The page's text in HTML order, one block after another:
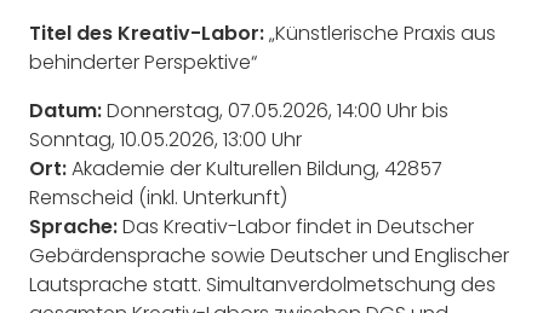
Titel des Kreativ-Labor:„Künstlerische Praxis aus
behinderter Perspektive“
Datum:Donnerstag, 07.05.2026, 14:00 Uhr bis
Sonntag, 10.05.2026, 13:00 Uhr
Ort:Akademie der Kulturellen Bildung, 42857
Remscheid (inkl. Unterkunft)
Sprache:Das Kreativ-Labor findet in Deutscher
Gebärdensprache sowie Deutscher und Englischer
Lautsprache statt. Simultanverdolmetschung des